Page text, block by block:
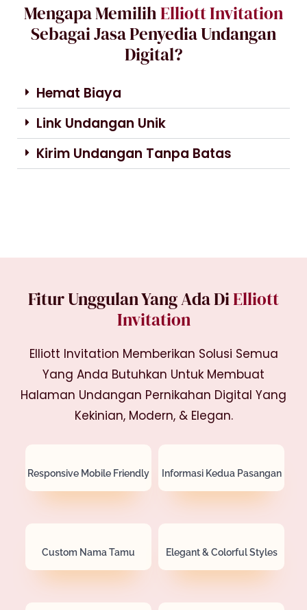
Mengapa MemilihElliott Invitation
Sebagai Jasa Penyedia Undangan
Digital?
Hemat Biaya
Link Undangan Unik
Kirim Undangan Tanpa Batas
Fitur Unggulan Yang Ada DiElliott
Invitation
Elliott Invitation Memberikan Solusi Semua
Yang Anda Butuhkan Untuk Membuat
Halaman Undangan Pernikahan Digital Yang
Kekinian, Modern, & Elegan.
Responsive Mobile Friendly Informasi Kedua Pasangan
Custom Nama Tamu Elegant & Colorful Styles